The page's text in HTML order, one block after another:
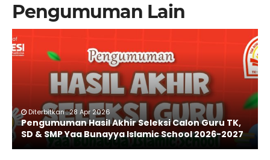
Pengumuman Lain
Diterbitkan : 28 Apr 2026
Pengumuman Hasil Akhir Seleksi Calon Guru TK,
SD & SMP Yaa Bunayya Islamic School 2026-2027